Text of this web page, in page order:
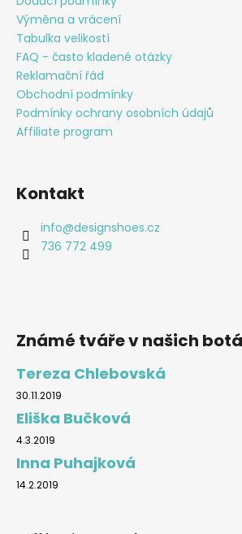
Výměna a vrácení
Tabulka velikostí
FAQ - často kladené otázky
Reklamační řád
Obchodní podmínky
Podmínky ochrany osobních údajů
Affiliate program
Kontakt
info@designshoes.cz
736 772 499
Známé tváře v našich
Tereza Chlebovská
30.11.2019
Eliška Bučková
4.3.2019
Inna Puhajková
14.2.2019